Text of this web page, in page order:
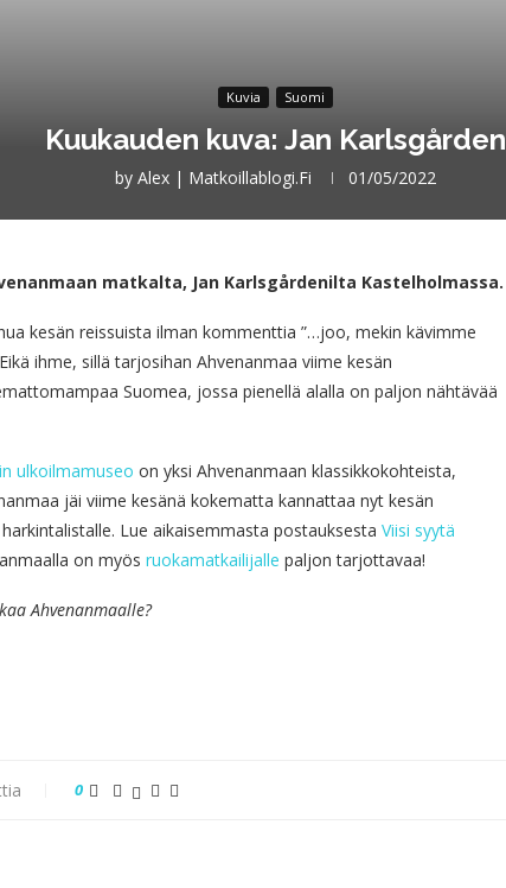
Kuvia Suomi
Kuukauden kuva: Jan Karlsgården
by Alex | Matkoillablogi.fi 01/05/2022
matkalta, Jan Karlsgårdenilta Kastelholmassa.
kesän reissuista ilman kommenttia ”…joo, mekin kävimme
ihme, sillä tarjosihan Ahvenanmaa viime kesän
Suomea, jossa pienellä alalla on paljon nähtävää
ulkoilmamuseo on yksi Ahvenanmaan klassikkokohteista,
jäi viime kesänä kokematta kannattaa nyt kesän
Lue aikaisemmasta postauksesta Viisi syytä
on myös ruokamatkailijalle paljon tarjottavaa!
Ahvenanmaalle?
0